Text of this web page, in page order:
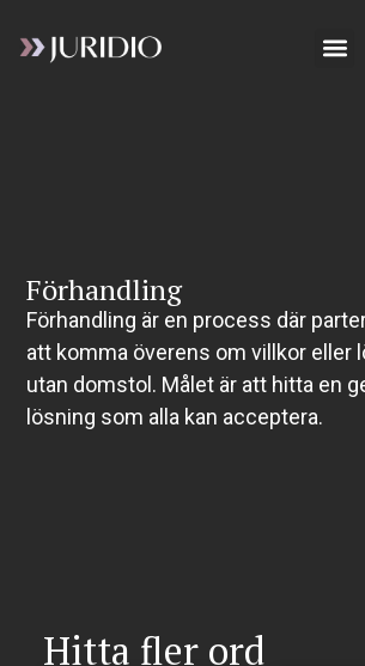
Förhandling
Förhandling är en process där
att komma överens om villkor eller
utan domstol. Målet är att hitta en
lösning som alla kan acceptera.
Hitta fler ord